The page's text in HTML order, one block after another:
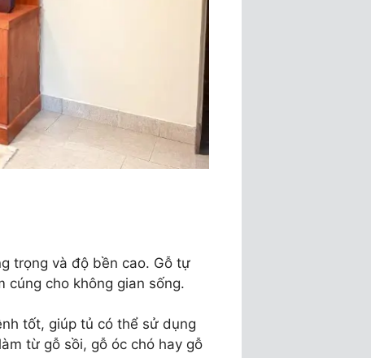
trọng và độ bền cao. Gỗ tự
cúng cho không gian sống.
tốt, giúp tủ có thể sử dụng
từ gỗ sồi, gỗ óc chó hay gỗ